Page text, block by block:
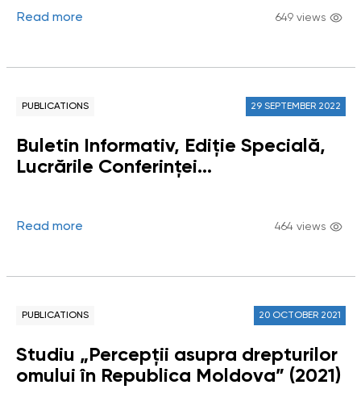
Read more 649 views
PUBLICATIONS 29 SEPTEMBER 2022
Buletin Informativ, Ediție Specială,
Lucrările Conferinței
Read more 464 views
PUBLICATIONS 20 OCTOBER 2021
Studiu „Percepții asupra drepturilor
omului în Republica Moldova” (2021)